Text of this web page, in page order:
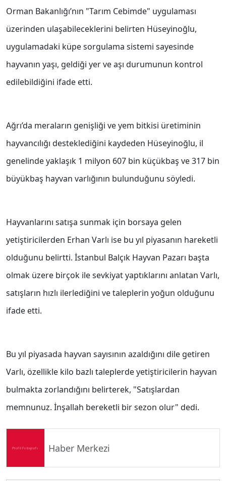
Orman Bakanlığı’nın "Tarım Cebimde" uygulaması
üzerinden ulaşabileceklerini belirten Hüseyinoğlu,
uygulamadaki küpe sorgulama sistemi sayesinde
hayvanın yaşı, geldiği yer ve aşı durumunun kontrol
edilebildiğini ifade etti.
Ağrı’da meraların genişliği ve yem bitkisi üretiminin
hayvancılığı desteklediğini kaydeden Hüseyinoğlu, il
genelinde yaklaşık 1 milyon 607 bin küçükbaş ve 317 bin
büyükbaş hayvan varlığının bulunduğunu söyledi.
Hayvanlarını satışa sunmak için borsaya gelen
yetiştiricilerden Erhan Varlı ise bu yıl piyasanın hareketli
olduğunu belirtti. İstanbul Balçık Hayvan Pazarı başta
olmak üzere birçok ile sevkiyat yaptıklarını anlatan Varlı,
satışların hızlı ilerlediğini ve taleplerin yoğun olduğunu
ifade etti.
Bu yıl piyasada hayvan sayısının azaldığını dile getiren
Varlı, özellikle kilo bazlı taleplerde yetiştiricilerin hayvan
bulmakta zorlandığını belirterek, "Satışlardan
memnunuz. İnşallah bereketli bir sezon olur" dedi.
Haber Merkezi